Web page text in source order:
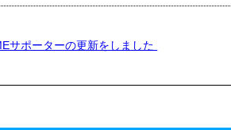
サポーターの更新をしました